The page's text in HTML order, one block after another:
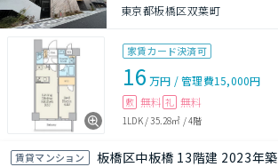
東京都板橋区双葉町
家賃カード決済可
16 万円 /管理費15,000円
敷 無料 礼 無料
1LDK/35.28㎡ /4階
賃貸マンション 板橋区中板橋 13階建 2023年築